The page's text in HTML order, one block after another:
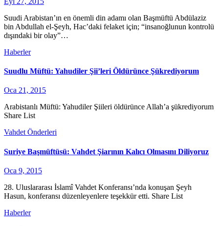
Suudi Arabistan’ın en önemli din adamı olan Başmüftü Abdülaziz
bin Abdullah el-Şeyh, Hac’daki felaket için; “insanoğlunun kontrolü
dışındaki bir olay”…
Haberler
Suudlu Müftü: Yahudiler Şii’leri Öldürünce Şükrediyorum
Oca 21, 2015
Arabistanlı Müftü: Yahudiler Şiileri öldürünce Allah’a şükrediyorum
Share List
Vahdet Önderleri
Suriye Başmüftüsü: Vahdet Şiarının Kalıcı Olmasını Diliyoruz
Oca 9, 2015
28. Uluslararası İslamî Vahdet Konferansı’nda konuşan Şeyh
Hasun, konferansı düzenleyenlere teşekkür etti. Share List
Haberler